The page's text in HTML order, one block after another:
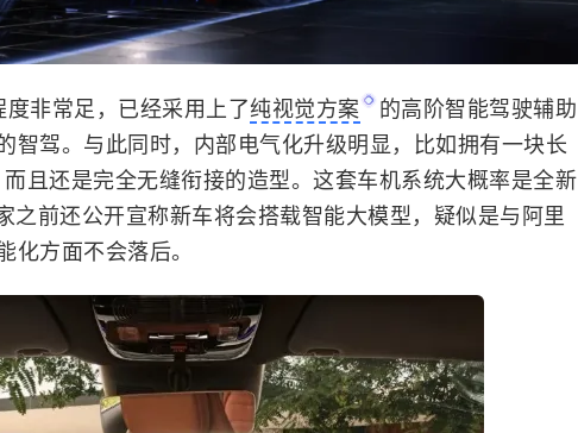
非常足，已经采用上了纯视觉方案
的高阶智能驾驶辅助
智驾。与此同时，内部电气化升级明显，比如拥有一块长
且还是完全无缝衔接的造型。这套车机系统大概率是全新
之前还公开宣称新车将会搭载智能大模型，疑似是与阿里
化方面不会落后。